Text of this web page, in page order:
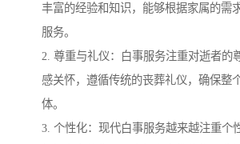
丰富的经验和知识，能够根据家属的需
服务。
2. 尊重与礼仪：白事服务注重对逝者的
感关怀，遵循传统的丧葬礼仪，确保整
体。
3. 个性化：现代白事服务越来越注重个